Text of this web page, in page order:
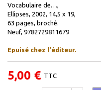
Vocabulaire de…,
Ellipses, 2002, 14,5 x 19,
63 pages, broché.
Neuf, 9782729811679
Epuisé chez l'éditeur.
5,00 € TTC